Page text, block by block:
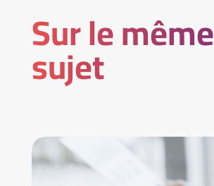
Sur le même
sujet